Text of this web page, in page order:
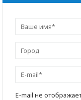
E-mail не